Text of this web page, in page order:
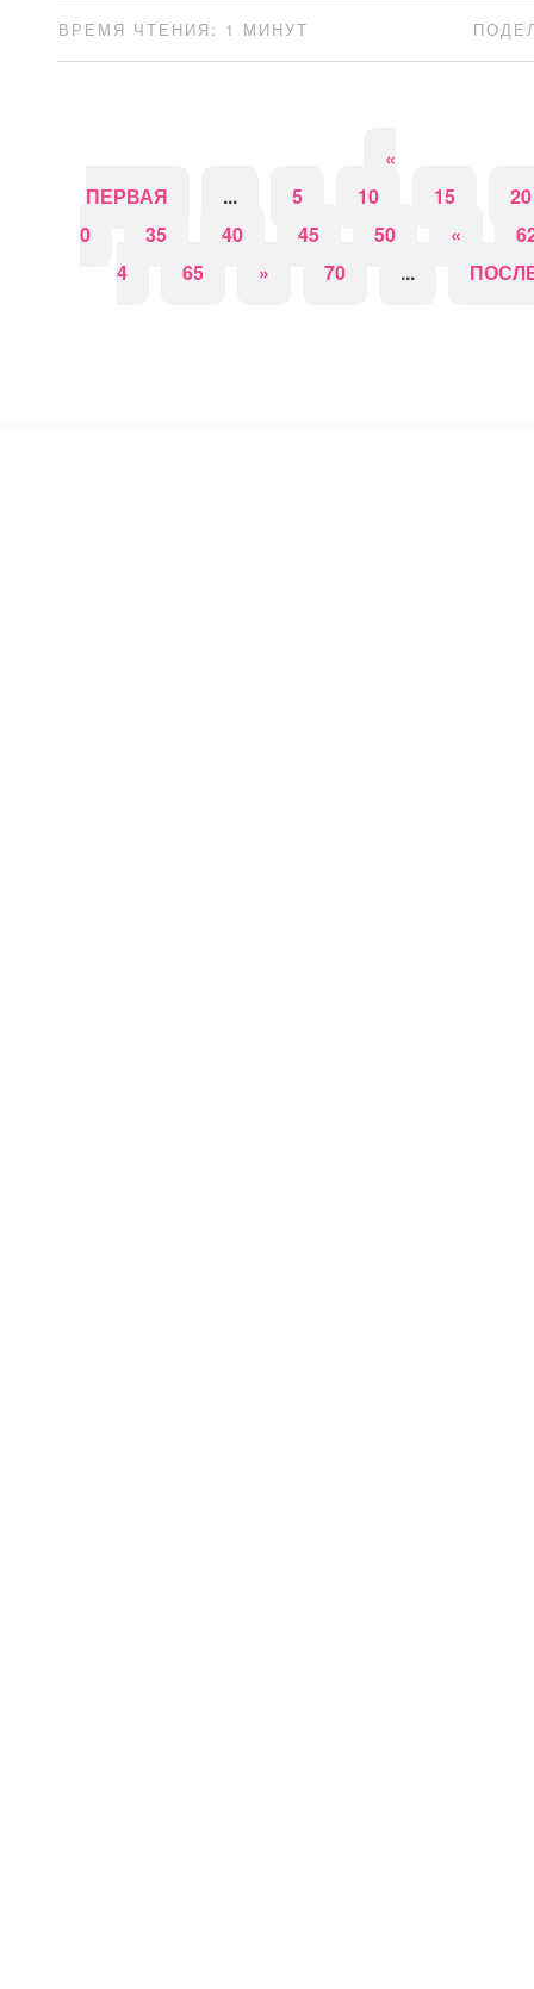
ВРЕМЯ ЧТЕНИЯ: 1 МИНУТ
«
ПЕРВАЯ
... 5 10 15
20
0
35 40 45 50 «
4
65 » 70 ...